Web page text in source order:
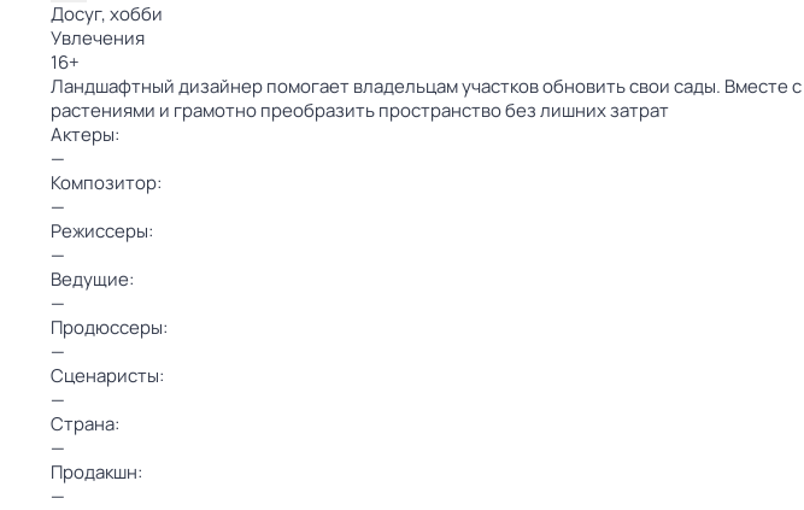
Досуг, хобби
Увлечения
16+
Ландшафтный дизайнер помогает владельцам участков обновить свои сады. Вместе
растениями и грамотно преобразить пространство без лишних затрат
Актеры:
—
Композитор:
—
Режиссеры:
—
Ведущие:
—
Продюссеры:
—
Сценаристы:
—
Страна:
—
Продакшн:
—